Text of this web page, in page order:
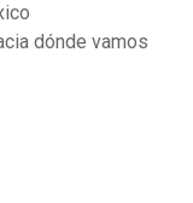
dónde vamos